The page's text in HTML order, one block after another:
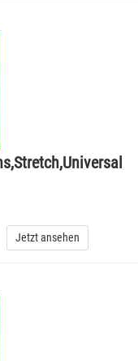
Jetzt ansehen